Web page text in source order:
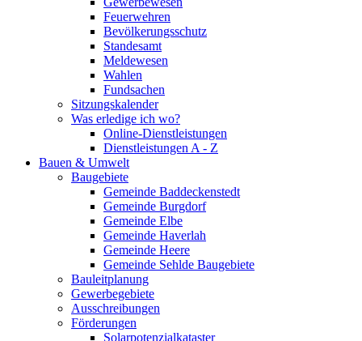
Feuerwehren
Bevölkerungsschutz
Standesamt
Meldewesen
Wahlen
Fundsachen
Sitzungskalender
Was erledige ich wo?
Online-Dienstleistungen
Dienstleistungen A - Z
Bauen & Umwelt
Baugebiete
Gemeinde Baddeckenstedt
Gemeinde Burgdorf
Gemeinde Elbe
Gemeinde Haverlah
Gemeinde Heere
Gemeinde Sehlde Baugebiete
Bauleitplanung
Gewerbegebiete
Ausschreibungen
Förderungen
Solarpotenzialkataster